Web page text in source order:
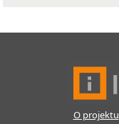
O projektu